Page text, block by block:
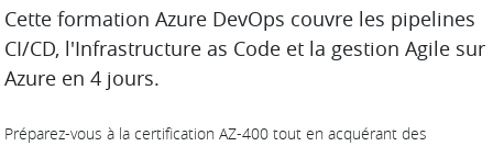
DESCRIPTION
Cette formation Azure DevOps couvre les pipelines
CI/CD, l'Infrastructure as Code et la gestion Agile sur
Azure en 4 jours.
Préparez-vous à la certification AZ-400 tout en acquérant des